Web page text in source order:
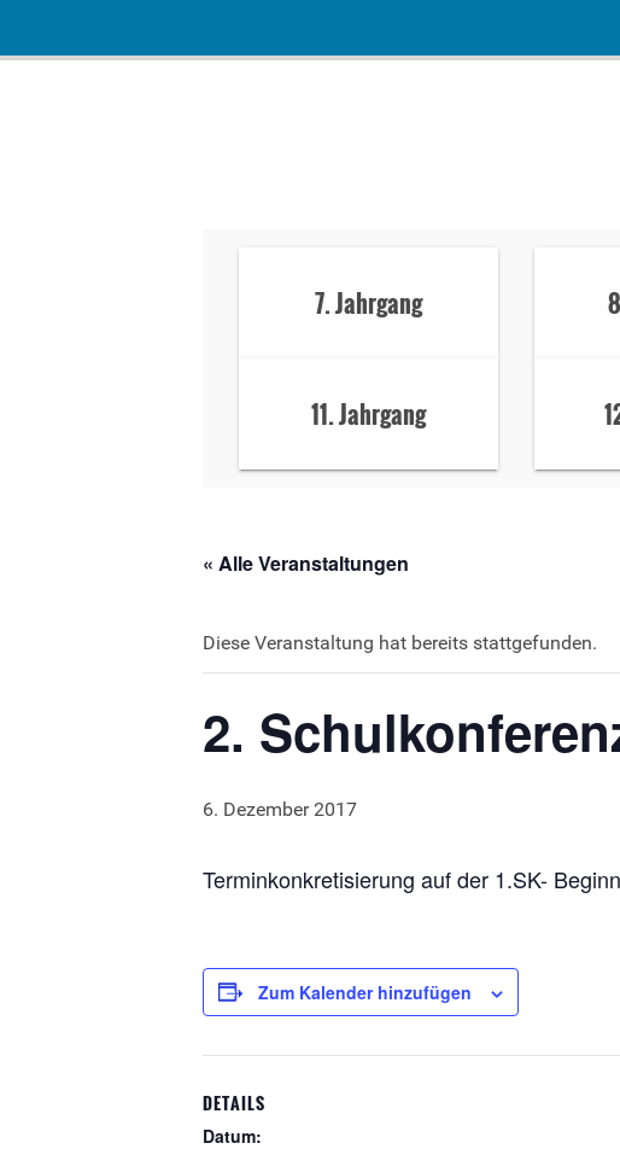
7. Jahrgang
11. Jahrgang
« Alle Veranstaltungen
Diese Veranstaltung hat bereits stattgefunden.
2.
6. Dezember 2017
Terminkonkretisierung auf der 1.SK-
Zum Kalender hinzufügen
DETAILS
Datum: